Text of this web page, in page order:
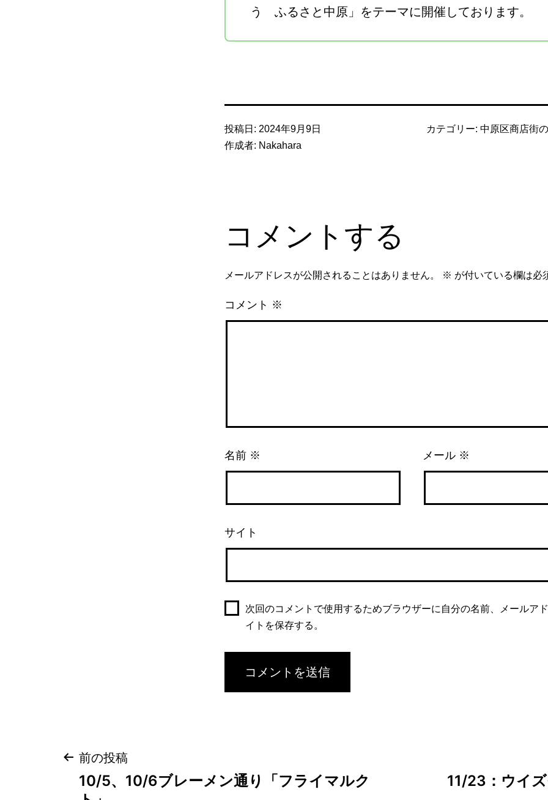
う ふるさと中原」をテーマに開催しております。
投稿日: 2024年9月9日
作成者: Nakahara
カテゴリー: 中原区商店街
コメントする
メールアドレスが公開されることはありません。 ※ が付いている欄は必
コメント ※
名前 ※ メール ※
サイト
次回のコメントで使用するためブラウザーに自分の名前、メールア
イトを保存する。
投 前の投稿
10/5、10/6ブレーメン通り「フライマルク
11/23：ウイ